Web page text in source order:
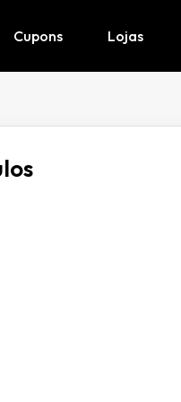
Cupons Lojas